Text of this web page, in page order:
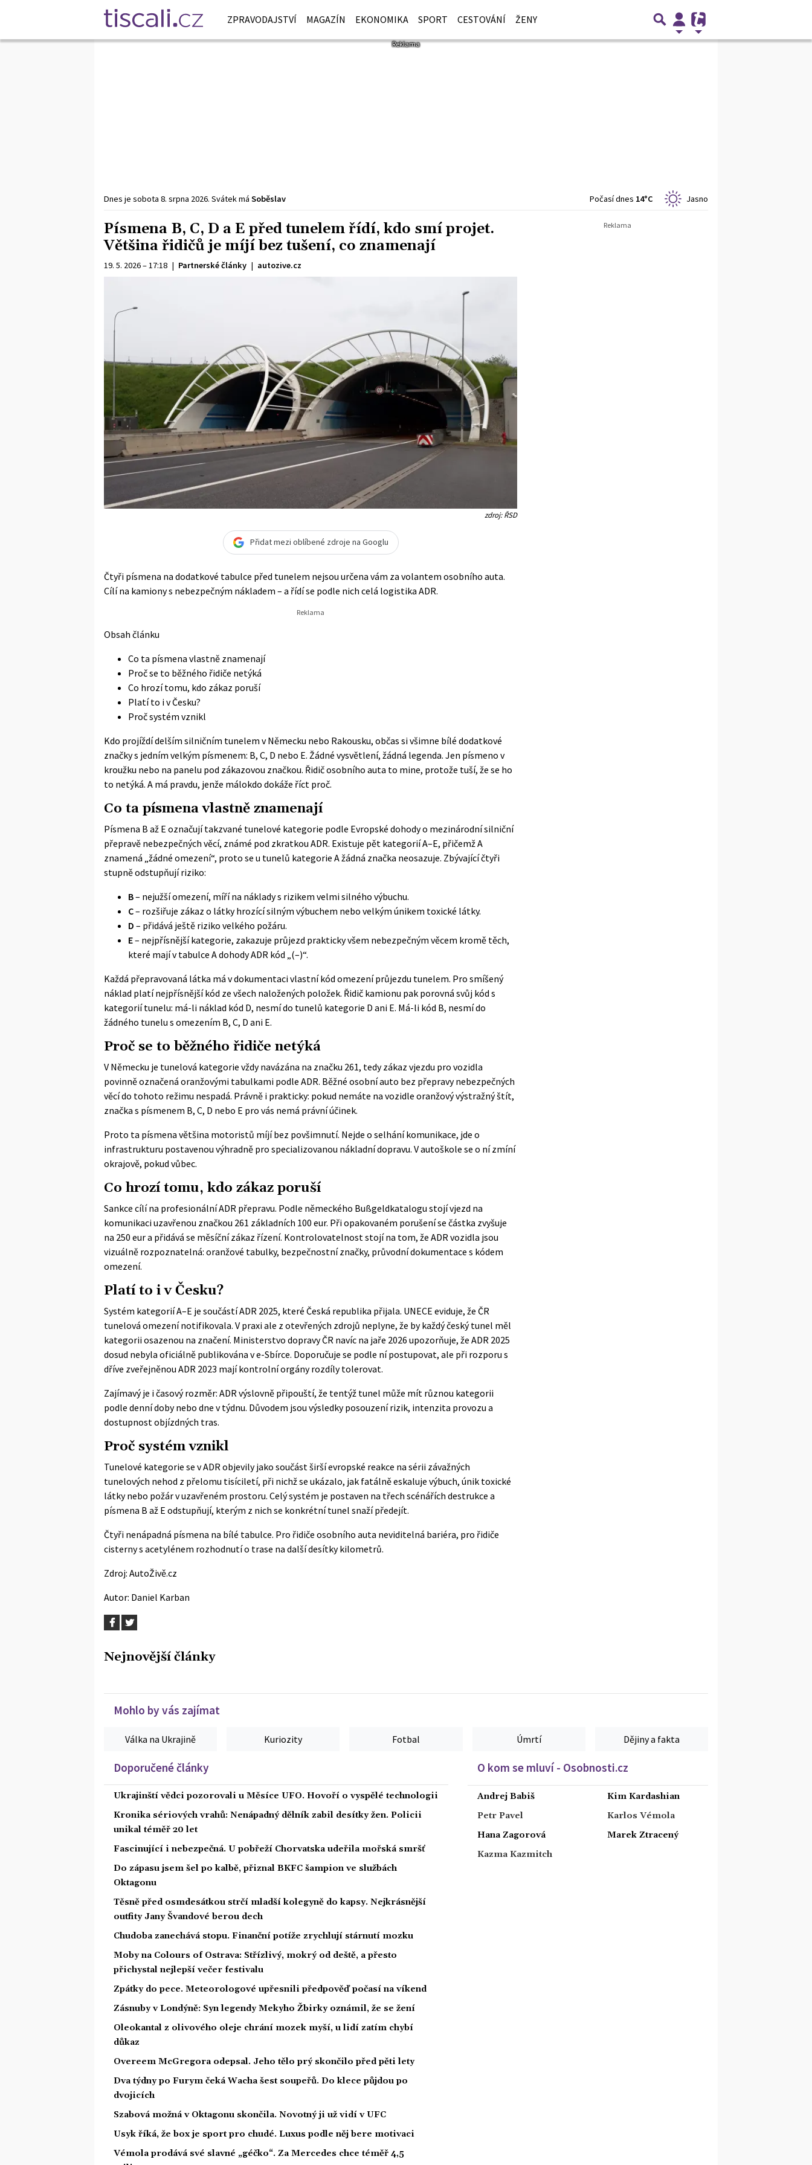
ZPRAVODAJSTVÍ MAGAZÍN EKONOMIKA SPORT CESTOVÁNÍ ŽENY
Dnes je sobota 8. srpna 2026. Svátek má Soběslav Počasí dnes 14°C Jasno
Písmena B, C, D a E před tunelem řídí, kdo smí projet.
Většina řidičů je míjí bez tušení, co znamenají
19. 5. 2026 – 17:18 | Partnerské články | autozive.cz
zdroj: ŘSD
Přidat mezi oblíbené zdroje na Googlu
Čtyři písmena na dodatkové tabulce před tunelem nejsou určena vám za volantem osobního auta.
Cílí na kamiony s nebezpečným nákladem – a řídí se podle nich celá logistika ADR.
Obsah článku
Co ta písmena vlastně znamenají
Proč se to běžného řidiče netýká
Co hrozí tomu, kdo zákaz poruší
Platí to i v Česku?
Proč systém vznikl
Kdo projíždí delším silničním tunelem v Německu nebo Rakousku, občas si všimne bílé dodatkové
značky s jedním velkým písmenem: B, C, D nebo E. Žádné vysvětlení, žádná legenda. Jen písmeno v
kroužku nebo na panelu pod zákazovou značkou. Řidič osobního auta to mine, protože tuší, že se ho
to netýká. A má pravdu, jenže málokdo dokáže říct proč.
Co ta písmena vlastně znamenají
Písmena B až E označují takzvané tunelové kategorie podle Evropské dohody o mezinárodní silniční
přepravě nebezpečných věcí, známé pod zkratkou ADR. Existuje pět kategorií A–E, přičemž A
znamená „žádné omezení“, proto se u tunelů kategorie A žádná značka neosazuje. Zbývající čtyři
stupně odstupňují riziko:
B– nejužší omezení, míří na náklady s rizikem velmi silného výbuchu.
C– rozšiřuje zákaz o látky hrozící silným výbuchem nebo velkým únikem toxické látky.
D – přidává ještě riziko velkého požáru.
E– nejpřísnější kategorie, zakazuje průjezd prakticky všem nebezpečným věcem kromě těch,
které mají v tabulce A dohody ADR kód „(–)“.
Každá přepravovaná látka má v dokumentaci vlastní kód omezení průjezdu tunelem. Pro smíšený
náklad platí nejpřísnější kód ze všech naložených položek. Řidič kamionu pak porovná svůj kód s
kategorií tunelu: má-li náklad kód D, nesmí do tunelů kategorie D ani E. Má-li kód B, nesmí do
žádného tunelu s omezením B, C, D ani E.
Proč se to běžného řidiče netýká
V Německu je tunelová kategorie vždy navázána na značku 261, tedy zákaz vjezdu pro vozidla
povinně označená oranžovými tabulkami podle ADR. Běžné osobní auto bez přepravy nebezpečných
věcí do tohoto režimu nespadá. Právně i prakticky: pokud nemáte na vozidle oranžový výstražný štít,
značka s písmenem B, C, D nebo E pro vás nemá právní účinek.
Proto ta písmena většina motoristů míjí bez povšimnutí. Nejde o selhání komunikace, jde o
infrastrukturu postavenou výhradně pro specializovanou nákladní dopravu. V autoškole se o ní zmíní
okrajově, pokud vůbec.
Co hrozí tomu, kdo zákaz poruší
Sankce cílí na profesionální ADR přepravu. Podle německého Bußgeldkatalogu stojí vjezd na
komunikaci uzavřenou značkou 261 základních 100 eur. Při opakovaném porušení se částka zvyšuje
na 250 eur a přidává se měsíční zákaz řízení. Kontrolovatelnost stojí na tom, že ADR vozidla jsou
vizuálně rozpoznatelná: oranžové tabulky, bezpečnostní značky, průvodní dokumentace s kódem
omezení.
Platí to i v Česku?
Systém kategorií A–E je součástí ADR 2025, které Česká republika přijala. UNECE eviduje, že ČR
tunelová omezení notifikovala. V praxi ale z otevřených zdrojů neplyne, že by každý český tunel měl
kategorii osazenou na značení. Ministerstvo dopravy ČR navíc na jaře 2026 upozorňuje, že ADR 2025
dosud nebyla oficiálně publikována v e-Sbírce. Doporučuje se podle ní postupovat, ale při rozporu s
dříve zveřejněnou ADR 2023 mají kontrolní orgány rozdíly tolerovat.
Zajímavý je i časový rozměr: ADR výslovně připouští, že tentýž tunel může mít různou kategorii
podle denní doby nebo dne v týdnu. Důvodem jsou výsledky posouzení rizik, intenzita provozu a
dostupnost objízdných tras.
Proč systém vznikl
Tunelové kategorie se v ADR objevily jako součást širší evropské reakce na sérii závažných
tunelových nehod z přelomu tisíciletí, při nichž se ukázalo, jak fatálně eskaluje výbuch, únik toxické
látky nebo požár v uzavřeném prostoru. Celý systém je postaven na třech scénářích destrukce a
písmena B až E odstupňují, kterým z nich se konkrétní tunel snaží předejít.
Čtyři nenápadná písmena na bílé tabulce. Pro řidiče osobního auta neviditelná bariéra, pro řidiče
cisterny s acetylénem rozhodnutí o trase na další desítky kilometrů.
Zdroj: AutoŽivě.cz
Autor: Daniel Karban
Nejnovější články
Mohlo by vás zajímat
Válka na Ukrajině Kuriozity Fotbal Úmrtí Dějiny a fakta
Doporučené články
Ukrajinští vědci pozorovali u Měsíce UFO. Hovoří o vyspělé technologii
Kronika sériových vrahů: Nenápadný dělník zabil desítky žen. Policii
unikal téměř 20 let
Fascinující i nebezpečná. U pobřeží Chorvatska udeřila mořská smršť
Do zápasu jsem šel po kalbě, přiznal BKFC šampion ve službách
Oktagonu
Těsně před osmdesátkou strčí mladší kolegyně do kapsy. Nejkrásnější
outfity Jany Švandové berou dech
Chudoba zanechává stopu. Finanční potíže zrychlují stárnutí mozku
Moby na Colours of Ostrava: Střízlivý, mokrý od deště, a přesto
přichystal nejlepší večer festivalu
Zpátky do pece. Meteorologové upřesnili předpověď počasí na víkend
Zásnuby v Londýně: Syn legendy Mekyho Žbirky oznámil, že se žení
Oleokantal z olivového oleje chrání mozek myší, u lidí zatím chybí
důkaz
Overeem McGregora odepsal. Jeho tělo prý skončilo před pěti lety
Dva týdny po Furym čeká Wacha šest soupeřů. Do klece půjdou po
dvojicích
Szabová možná v Oktagonu skončila. Novotný ji už vidí v UFC
Usyk říká, že box je sport pro chudé. Luxus podle něj bere motivaci
Vémola prodává své slavné „géčko“. Za Mercedes chce téměř 4,5
O kom se mluví - Osobnosti.cz
Andrej Babiš
Petr Pavel
Hana Zagorová
Kazma Kazmitch
Kim Kardashian
Karlos Vémola
Marek Ztracený